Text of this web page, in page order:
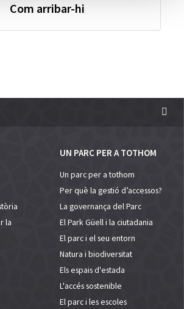
Com arribar-hi
la
UN PARC PER A TOTHOM
Un parc per a tothom
Per què la gestió d’accessos?
La governança del Parc
El Park Güell i la ciutadania
El parc i el seu entorn
Natura i biodiversitat
Els espais d'estada
L'accés sostenible
El parc i les escoles